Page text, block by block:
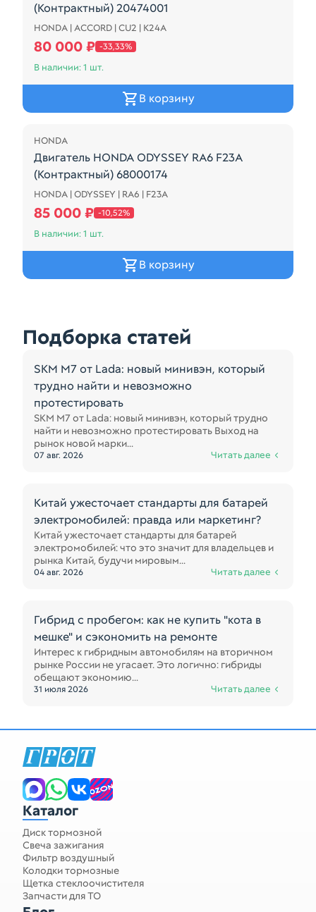
(Контрактный) 20474001
Двигатель HONDA ACCORD CU2 K24A
HONDA | ACCORD | CU2 | K24A
80 000 ₽ -33,33%
В наличии: 1 шт.
В корзину
Распродажа
HONDA
Двигатель HONDA ODYSSEY RA6 F23A
(Контрактный) 68000174
БЕЗ ПРОБЕГА ПО РФ (115349КМ)
HONDA | ODYSSEY | RA6 | F23A
85 000 ₽ -10,52%
В наличии: 1 шт.
В корзину
Подборка статей
SKM M7 от Lada: новый минивэн, который
трудно найти и невозможно
протестировать
SKM M7 от Lada: новый минивэн, который трудно
найти и невозможно протестировать Выход на
рынок новой марки...
07 авг. 2026 Читать далее
Китай ужесточает стандарты для батарей
электромобилей: правда или маркетинг?
Китай ужесточает стандарты для батарей
электромобилей: что это значит для владельцев и
рынка Китай, будучи мировым...
04 авг. 2026 Читать далее
Гибрид с пробегом: как не купить "кота в
мешке" и сэкономить на ремонте
Интерес к гибридным автомобилям на вторичном
рынке России не угасает. Это логично: гибриды
обещают экономию...
31 июля 2026 Читать далее
Каталог
Диск тормозной
Свеча зажигания
Фильтр воздушный
Колодки тормозные
Щетка стеклоочистителя
Запчасти для ТО